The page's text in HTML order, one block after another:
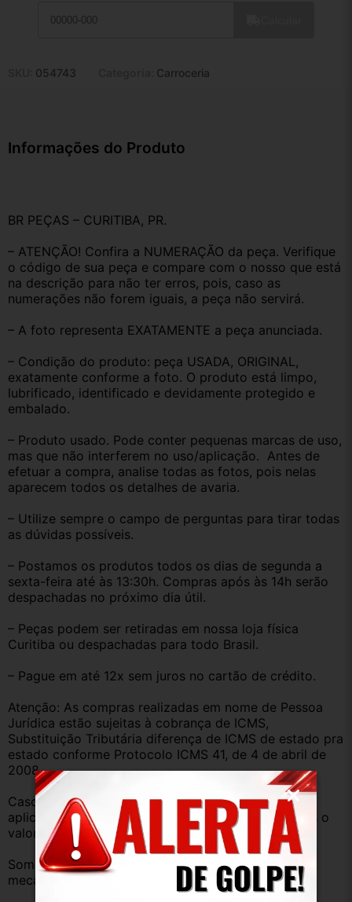
054743 Carroceria
Informações do Produto
BR PEÇAS – CURITIBA, PR.
– ATENÇÃO! Confira a NUMERAÇÃO da peça. Verifique
o código de sua peça e compare com o nosso que está
na descrição para não ter erros, pois, caso as
numerações não forem iguais, a peça não servirá.
– A foto representa EXATAMENTE a peça anunciada.
– Condição do produto: peça USADA, ORIGINAL,
exatamente conforme a foto. O produto está limpo,
lubrificado, identificado e devidamente protegido e
embalado.
– Produto usado. Pode conter pequenas marcas de uso,
mas que não interferem no uso/aplicação.  Antes de
efetuar a compra, analise todas as fotos, pois nelas
aparecem todos os detalhes de avaria.
– Utilize sempre o campo de perguntas para tirar todas
as dúvidas possíveis.
– Postamos os produtos todos os dias de segunda a
sexta-feira até às 13:30h. Compras após às 14h serão
despachadas no próximo dia útil.
– Peças podem ser retiradas em nossa loja física
Curitiba ou despachadas para todo Brasil.
– Pague em até 12x sem juros no cartão de crédito.
Atenção: As compras realizadas em nome de Pessoa
Jurídica estão sujeitas à cobrança de ICMS,
Substituição Tributária diferença de ICMS de estado pra
estado conforme Protocolo ICMS 41, de 4 de abril de
2008.
Caso você tenha dúvidas sobre o percentual a ser
aplicado, nos consulte através do campo perguntas o
valor que será acrescentado.
Somos uma empresa com amplo estoque de peças
mecânica, lataria, acessórios, entre outros.